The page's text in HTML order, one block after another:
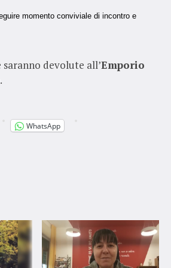
momento conviviale di incontro e
devolute all’Emporio
.
WhatsApp